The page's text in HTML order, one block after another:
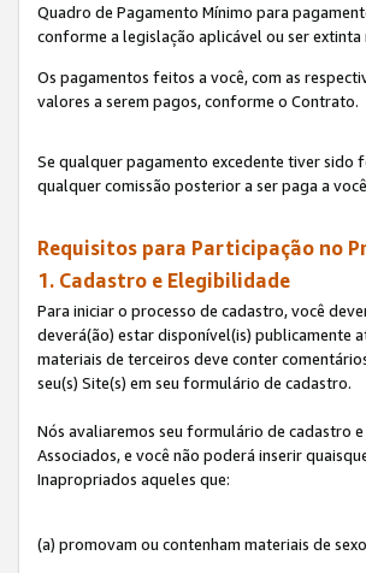
Quadro de Pagamento Mínimo para
conforme a legislação aplicável ou ser extinta
Os pagamentos feitos a você, com as
valores a serem pagos, conforme o Contrato.
Se qualquer pagamento excedente tiver sido
qualquer comissão posterior a ser paga a
Requisitos para Participação no
1. Cadastro e Elegibilidade
Para iniciar o processo de cadastro, você
deverá(ão) estar disponível(is) publicamente
materiais de terceiros deve conter
seu(s) Site(s) em seu formulário de cadastro.
Nós avaliaremos seu formulário de cadastro
Associados, e você não poderá inserir
Inapropriados aqueles que:
(a) promovam ou contenham materiais de